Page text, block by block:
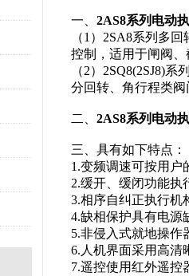
一、 2AS8系列电动
（1）2SA8系列多
控制，适用于闸阀
（2）2SQ8(2SJ8)
分回转、角行程类
二、 2AS8系列电动
三、具有如下特点
1.变频调速可按用
2.缓开、缓闭功能
3.相序自纠正执行机
4.缺相保护具有电
5.非侵入式就地操
6.人机界面采用高
7.遥控使用红外遥